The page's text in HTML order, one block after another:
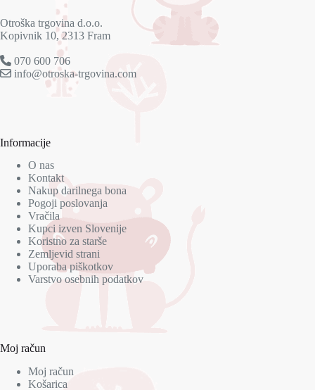
Otroška trgovina d.o.o.
Kopivnik 10, 2313 Fram
070 600 706
info@otroska-trgovina.com
Informacije
O nas
Kontakt
Nakup darilnega bona
Pogoji poslovanja
Vračila
Kupci izven Slovenije
Koristno za starše
Zemljevid strani
Uporaba piškotkov
Varstvo osebnih podatkov
Moj račun
Moj račun
Košarica